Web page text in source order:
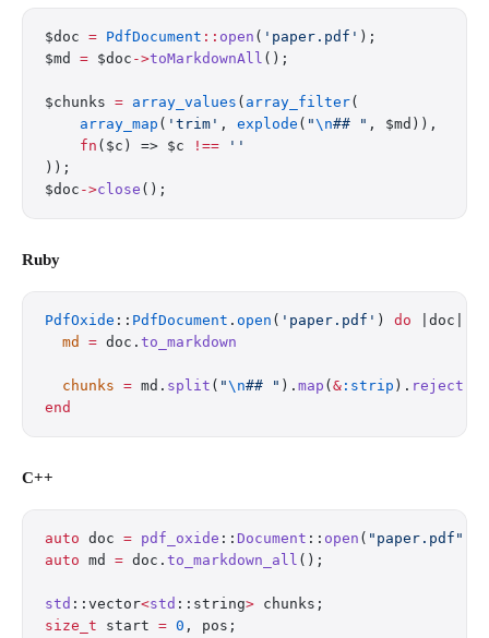
$doc = PdfDocument :: open ( 'paper.pdf' );
$md = $doc ->toMarkdownAll ();
$chunks = array_values ( array_filter(
    array_map
( 'trim' , explode ( "\n## " , $md)),
    fn
($c) => $c !== ''
));
$doc ->close ();
Ruby
PdfOxide :: PdfDocument . open ( 'paper.pdf' ) do |doc|
  md
= doc. to_markdown
  chunks
= md. split ( "\n## " ). map ( & :strip ). reject
end
C++
auto doc = pdf_oxide :: Document :: open ( "paper.pdf"
auto md = doc. to_markdown_all ();
std ::vector<std ::string> chunks;
size_t start = 0 , pos;